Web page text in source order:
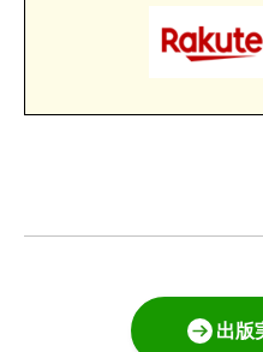
出版